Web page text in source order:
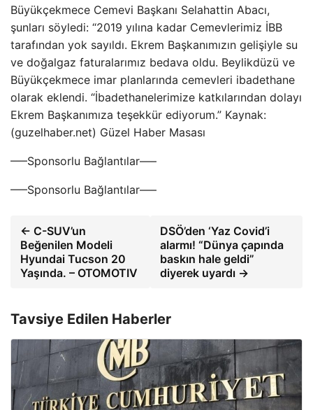
Büyükçekmece Cemevi Başkanı Selahattin Abacı,
şunları söyledi: “2019 yılına kadar Cemevlerimiz İBB
tarafından yok sayıldı. Ekrem Başkanımızın gelişiyle su
ve doğalgaz faturalarımız bedava oldu. Beylikdüzü ve
Büyükçekmece imar planlarında cemevleri ibadethane
olarak eklendi. “İbadethanelerimize katkılarından dolayı
Ekrem Başkanımıza teşekkür ediyorum.” Kaynak:
(guzelhaber.net) Güzel Haber Masası
—–Sponsorlu Bağlantılar—–
—–Sponsorlu Bağlantılar—–
← C-SUV’un
Beğenilen Modeli
Hyundai Tucson 20
Yaşında. – OTOMOTIV
DSÖ’den ‘Yaz Covid’i
alarmı! “Dünya çapında
baskın hale geldi”
diyerek uyardı →
Tavsiye Edilen Haberler